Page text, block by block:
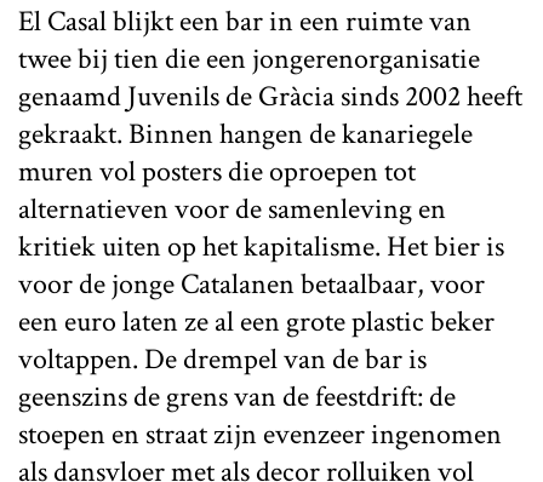
El Casal blijkt een bar in een ruimte van
twee bij tien die een jongerenorganisatie
genaamd Juvenils de Gràcia sinds 2002 heeft
gekraakt. Binnen hangen de kanariegele
muren vol posters die oproepen tot
alternatieven voor de samenleving en
kritiek uiten op het kapitalisme. Het bier is
voor de jonge Catalanen betaalbaar, voor
een euro laten ze al een grote plastic beker
voltappen. De drempel van de bar is
geenszins de grens van de feestdrift: de
stoepen en straat zijn evenzeer ingenomen
als dansvloer met als decor rolluiken vol